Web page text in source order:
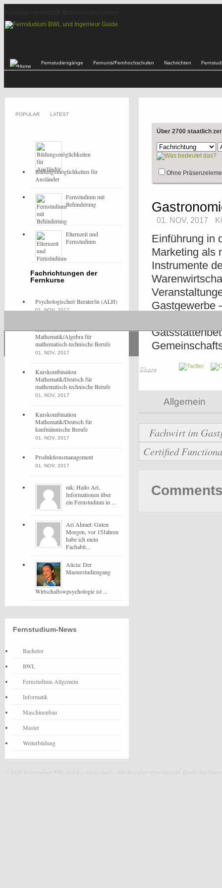
Fernstudiengänge Fernunis/Fernhochschulen Nachrichten
Über 2700 staatlich
Ohne
01. NOV, 2017
Einführung in
Marketing als
Instrumente
Gastgewerbe
Share
Allgemein
Fachwirt im
Certified
POPULAR LATEST
Bildungsmöglichkeiten für
Ausländer
Fernstudium mit
Behinderung
Elternzeit und
Fernstudium
Fachrichtungen der
Fernkurse
Psychologische/r Berater/in (ALH)
01. NOV, 2017
Kurskombination
Mathematik/Algebra für
mathematisch-technische Berufe
01. NOV, 2017
Kurskombination
Mathematik/Deutsch für
mathematisch-technische Berufe
01. NOV, 2017
Kurskombination
Mathematik/Deutsch für
kaufmännische Berufe
01. NOV, 2017
Produktionsmanagement
01. NOV, 2017
mk: Hallo Ari,
Informationen über
ein Fernstudium in ...
Ari Ahmet: Guten
Morgen, vor 15Jahren
habe ich mein
Fachabit...
Alicia: Der
Masterstudiengang
Wirtschaftswpsychologie ist ...
Fernstudium-News
Bachelor
BWL
Fernstudium Allgemein
Informatik
Maschinenbau
Master
Weiterbildung
© 2026 Fernstudium BWL und Ingenieur Guide. Alle Angaben ohne Gewähr. Quelle der